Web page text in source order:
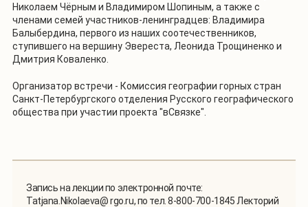
Николаем Чёрным и Владимиром Шопиным, а также с
членами семей участников-ленинградцев: Владимира
Балыбердина, первого из наших соотечественников,
ступившего на вершину Эвереста, Леонида Трощиненко и
Дмитрия Коваленко.
Организатор встречи - Комиссия географии горных стран
Санкт-Петербургского отделения Русского географического
общества при участии проекта "вСвязке".
Запись на лекции по электронной почте:
Tatjana.Nikolaeva@ rgo.ru, по тел. 8-800-700-1845 Лекторий